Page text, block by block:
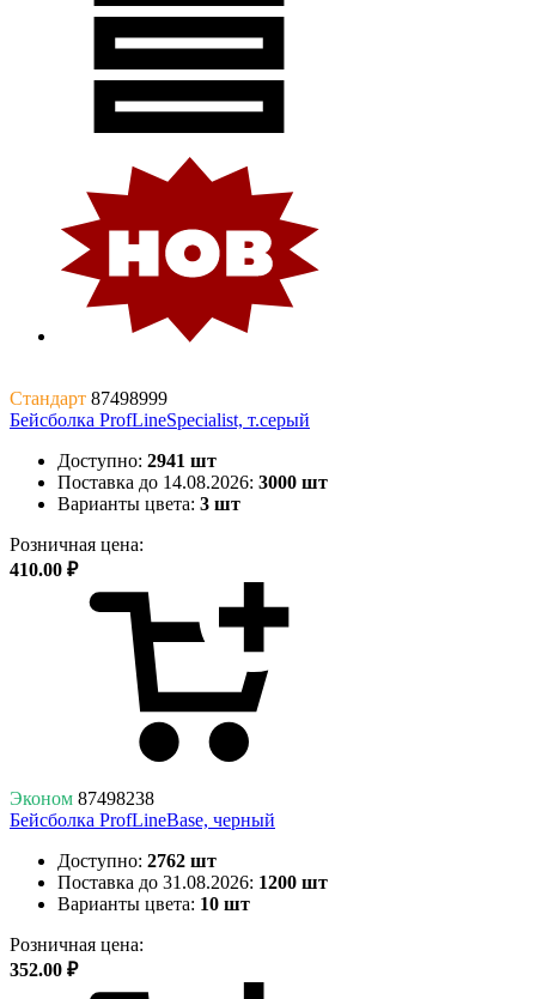
Стандарт 87498999
Бейсболка ProfLineSpecialist, т.серый
Доступно: 2941 шт
Поставка до 14.08.2026: 3000 шт
Варианты цвета: 3 шт
Розничная цена:
410.00 ₽
Эконом 87498238
Бейсболка ProfLineBase, черный
Доступно: 2762 шт
Поставка до 31.08.2026: 1200 шт
Варианты цвета: 10 шт
Розничная цена:
352.00 ₽